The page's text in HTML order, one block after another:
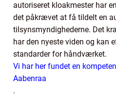
autoriseret kloakmester har
det påkrævet at få tildelt en
tilsynsmyndighederne. Det
har den nyeste viden og kan
standarder for håndværket.
Vi har her fundet en
Aabenraa
.